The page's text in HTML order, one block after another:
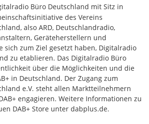
Büro Deutschland mit Sitz in
des Vereins
also ARD, Deutschlandradio,
Geräteherstellern und
sich zum Ziel gesetzt haben, Digitalradio
zu etablieren. Das Digitalradio Büro
über die Möglichkeiten und die
in Deutschland. Der Zugang zum
e.V. steht allen Marktteilnehmern
engagieren. Weitere Informationen zu
DAB+ Store unter dabplus.de.